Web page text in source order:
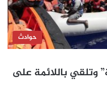
حوادث
وتلقي باللائمة على